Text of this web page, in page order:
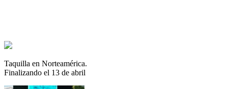
Taquilla en Norteamérica.
Finalizando el 13 de abril